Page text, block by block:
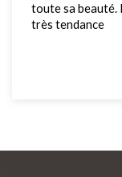
toute sa beauté.
très tendance